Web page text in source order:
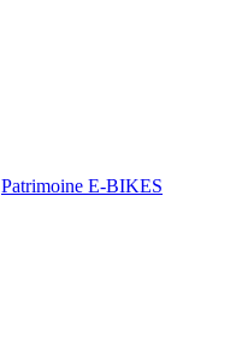
Patrimoine E-BIKES